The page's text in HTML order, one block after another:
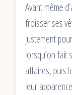
Avant même
froisser ses
justement
lorsqu’on fait
affaires, puis
leur